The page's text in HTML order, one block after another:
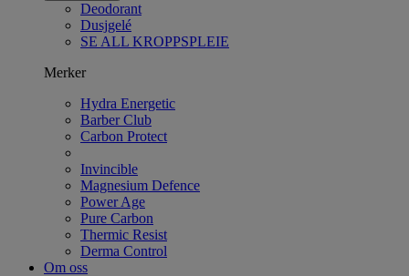
Deodorant
Dusjgelé
SE ALL KROPPSPLEIE
Merker
Hydra Energetic
Barber Club
Carbon Protect
Invincible
Magnesium Defence
Power Age
Pure Carbon
Thermic Resist
Derma Control
Om oss